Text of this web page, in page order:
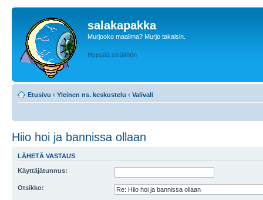
salakapakka
Murjooko maailma? Murjo takaisin.
Hyppää sisältöön
Etusivu ‹ Yleinen ns. keskustelu ‹ Valivali
Hiio hoi ja bannissa ollaan
LÄHETÄ VASTAUS
Käyttäjätunnus:
Otsikko: